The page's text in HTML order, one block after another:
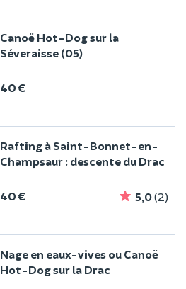
Canoë Hot-Dog sur la
Séveraisse (05)
40 €
Rafting à Saint-Bonnet-en-
Champsaur : descente du Drac
40 € 5,0(2)
Nage en eaux-vives ou Canoë
Hot-Dog sur la Drac